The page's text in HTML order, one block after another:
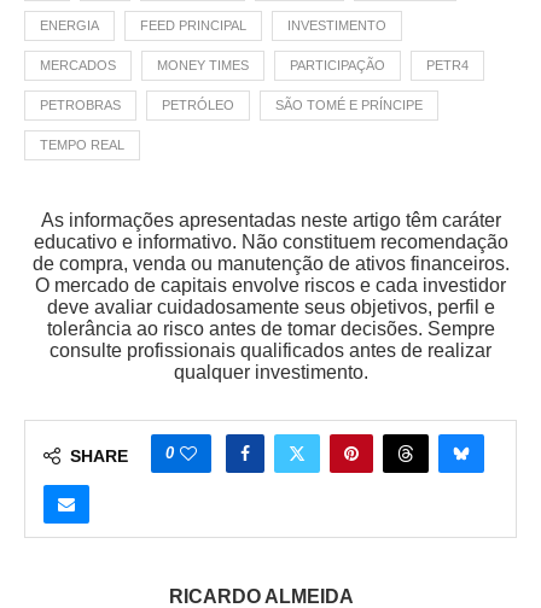
ENERGIA FEED PRINCIPAL INVESTIMENTO
MERCADOS MONEY TIMES PARTICIPAÇÃO PETR4
PETROBRAS PETRÓLEO SÃO TOMÉ E PRÍNCIPE
TEMPO REAL
As informações apresentadas neste artigo têm caráter
educativo e informativo. Não constituem recomendação
de compra, venda ou manutenção de ativos financeiros.
O mercado de capitais envolve riscos e cada investidor
deve avaliar cuidadosamente seus objetivos, perfil e
tolerância ao risco antes de tomar decisões. Sempre
consulte profissionais qualificados antes de realizar
qualquer investimento.
SHARE 0
RICARDO ALMEIDA